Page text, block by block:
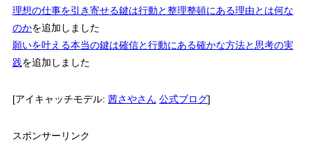
理想の仕事を引き寄せる鍵は行動と整理整頓にある理由とは何な
のかを追加しました
願いを叶える本当の鍵は確信と行動にある確かな方法と思考の実
践を追加しました
[アイキャッチモデル: 茜さやさん 公式ブログ]
スポンサーリンク